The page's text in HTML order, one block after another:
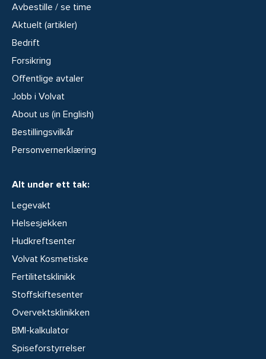
Avbestille / se time
Aktuelt (artikler)
Bedrift
Forsikring
Offentlige avtaler
Jobb i Volvat
About us (in English)
Bestillingsvilkår
Personvernerklæring
Alt under ett tak:
Legevakt
Helsesjekken
Hudkreftsenter
Volvat Kosmetiske
Fertilitetsklinikk
Stoffskiftesenter
Overvektsklinikken
BMI-kalkulator
Spiseforstyrrelser